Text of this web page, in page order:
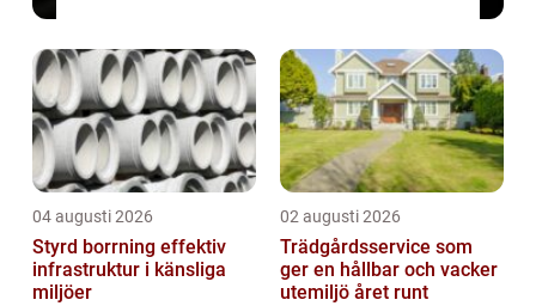
04 augusti 2026
Styrd borrning effektiv
infrastruktur i känsliga
miljöer
02 augusti 2026
Trädgårdsservice som
ger en hållbar och vacker
utemiljö året runt